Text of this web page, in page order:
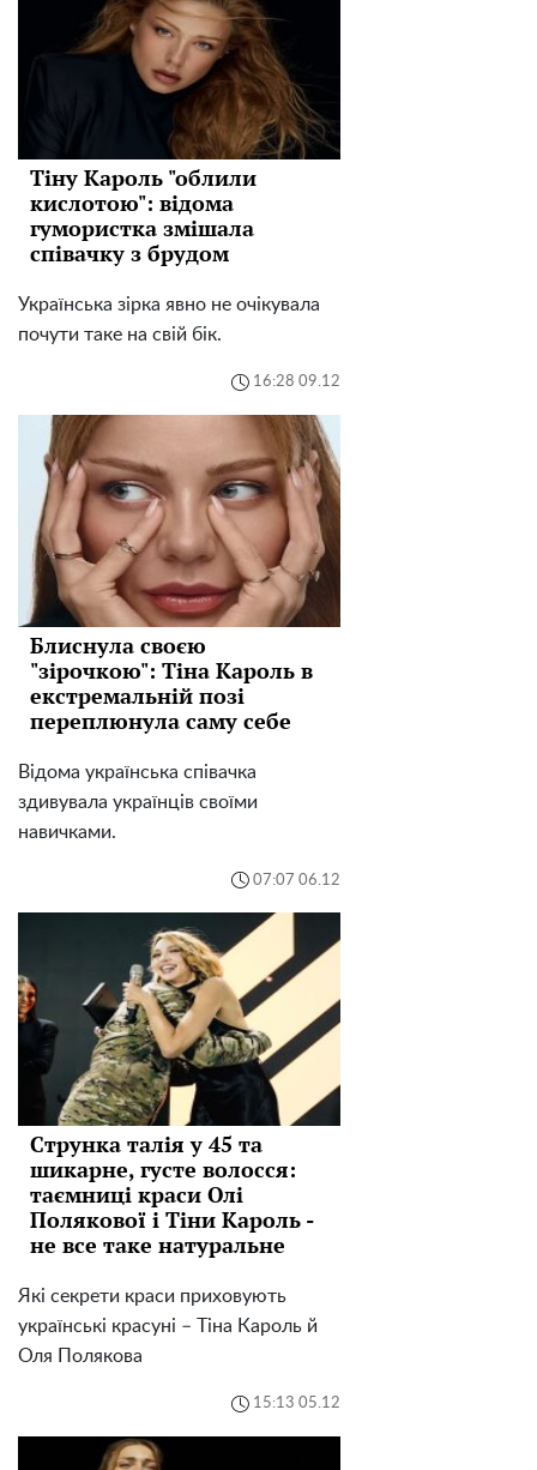
Тіну Кароль "облили
кислотою": відома
гумористка змішала
співачку з брудом
Українська зірка явно не очікувала
почути таке на свій бік.
16:28 09.12
Блиснула своєю
"зірочкою": Тіна Кароль в
екстремальній позі
переплюнула саму себе
Відома українська співачка
здивувала українців своїми
навичками.
07:07 06.12
Струнка талія у 45 та
шикарне, густе волосся:
таємниці краси Олі
Полякової і Тіни Кароль -
не все таке натуральне
Які секрети краси приховують
українські красуні – Тіна Кароль й
Оля Полякова
15:13 05.12